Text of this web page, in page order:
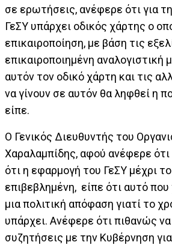
σε ερωτήσεις, ανέφερε ότι για
ΓεΣΥ υπάρχει οδικός χάρτης ο
επικαιροποίηση, με βάση τις
επικαιροποιημένη
αυτόν τον οδικό χάρτη και τις
να γίνουν σε αυτόν θα ληφθεί η
είπε.
Ο Γενικός Διευθυντής του
Χαραλαμπίδης, αφού ανέφερε
ότι η εφαρμογή του ΓεΣΥ μέχρι το
επιβεβλημένη, είπε ότι αυτό που
μια πολιτική απόφαση γιατί το
υπάρχει. Ανέφερε ότι πιθανώς να
συζητήσεις με την Κυβέρνηση